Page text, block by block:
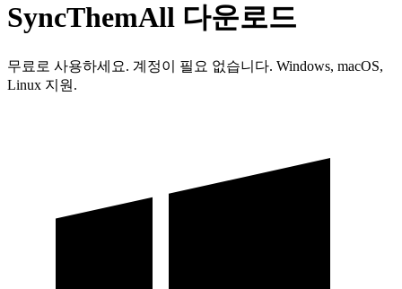
SyncThemAll 다운로드
무료로 사용하세요. 계정이 필요 없습니다. Windows, macOS,
Linux 지원.